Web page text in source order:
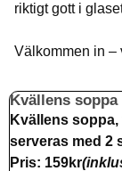
riktigt gott i
Välkommen in –
Kvällens soppa
Kvällens
serveras med 2
Pris: 159kr